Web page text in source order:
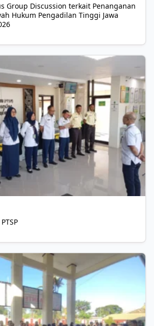
Group Discussion terkait Penanganan
Hukum Pengadilan Tinggi Jawa